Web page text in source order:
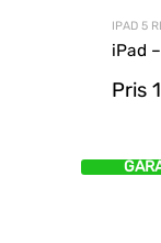
IPAD 5
iPad
Pris